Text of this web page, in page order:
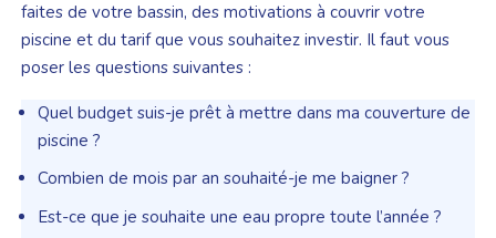
faites de votre bassin, des motivations à couvrir votre
piscine et du tarif que vous souhaitez investir. Il faut vous
poser les questions suivantes :
Quel budget suis-je prêt à mettre dans ma couverture de
piscine ?
Combien de mois par an souhaité-je me baigner ?
Est-ce que je souhaite une eau propre toute l’année ?